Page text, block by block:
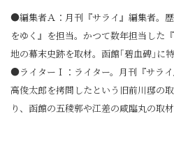
●編集者Ａ：月刊『サライ』編集者。
をゆく』を担当。かつて数年担当した
地の幕末史跡を取材。函館｢碧血碑｣に
●ライターＩ：ライター。月刊『サラ
高俊太郎を拷問したという旧前川邸の
り、函館の五稜郭や江差の咸臨丸の取